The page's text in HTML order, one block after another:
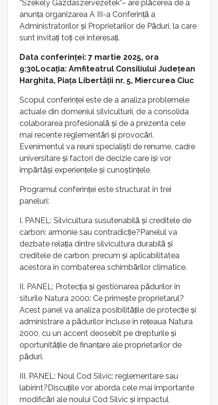
”Székely Gazdaszervezetek”– are plăcerea de a
anunța organizarea A III-a Conferință a
Administratorilor și Proprietarilor de Păduri, la care
sunt invitați toți cei interesați.
Data conferinței: 7 martie 2025, ora
9:30Locația: Amfiteatrul Consiliului Județean
Harghita, Piața Libertății nr. 5, Miercurea Ciuc
Scopul conferinței este de a analiza problemele
actuale din domeniul silviculturii, de a consolida
colaborarea profesională și de a prezenta cele
mai recente reglementări și provocări.
Evenimentul va reuni specialiști de renume, cadre
universitare și factori de decizie care își vor
împărtăși experiențele și cunoștințele.
Programul conferinței este structurat în trei
paneluri:
I. PANEL: Silvicultura susutenabilă și creditele de
carbon: armonie sau contradicție?Panelul va
dezbate relația dintre silvicultura durabilă și
creditele de carbon, precum și aplicabilitatea
acestora în combaterea schimbărilor climatice.
II. PANEL: Protecția și gestionarea pădurilor în
siturile Natura 2000: Ce primește proprietarul?
Acest panel va analiza posibilitățile de protecție și
administrare a pădurilor incluse în rețeaua Natura
2000, cu un accent deosebit pe drepturile și
oportunitățile de finanțare ale proprietarilor de
păduri.
III. PANEL: Noul Cod Silvic: reglementare sau
labirint?Discuțiile vor aborda cele mai importante
modificări ale noului Cod Silvic și impactul